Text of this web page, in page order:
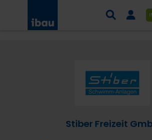
AUFTRÄGE NACH
SERVICES UND
AKADEMIE
Stiber Freizeit